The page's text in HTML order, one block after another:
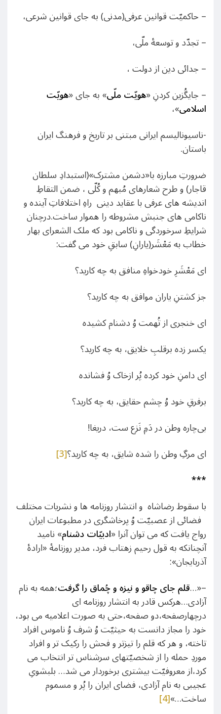
– حاکمیّت قوانین عرفی(مدنی) به جای قوانین شرعی،
– تجدّد و توسعۀ ملّی،
– جدائی دین از دولت ،
– جایگُزین کردنِ «هویّت ملّی» به جای «هویّت
اسلامی»،
-ناسیونالیسم ایرانی مبتنی بر تاریخ و فرهنگ ایران
باستان.
ضرورتِ مبارزه با«دشمن مشترک»(استبدادِ سلطان
قاجار) و طرح شعارهای مُبهم و کُلّی ، ضمن التقاطِ
اندیشه های عرفی با عقاید دینی راهِ اختلافاتِ آینده و
ناکامی های جنبش مشروطه را هموار ساخت.درچنان
شرایطِ سرخوردگی و ناکامی بود که ملک الشعرای بهار
خطاب به مَعْشَر(یارانِ) سابقِ خود می گفت:
ای مَعْشَرِ خودخواهِ منافق به چه کارید؟
جز کشتنِ یاران موافق به چه کارید؟
ای خنجری از تُهمت وُ دشنام کشیده
یکسر زده برقلبِ خلایق، به چه کارید؟
ای دامنِ خود کرده پُر ازخاک وُ فشانده
برفرقِ خود وُ چشم حقایق، به چه کارید؟
بی‌چاره وطن در دَمِ نَزع ست، دریغا!
‌ای مرگِ وطن را شده شایق، به چه کارید؟[3]
***
با سقوط رضاشاه و انتشار روزنامه ها و نشریات مختلف
فضائی از عصبیّت وُ پرخاشگری در مطبوعات ایران
رواج یافت که می توان آنرا «ادبیّات دشنام» نامید
آنچنانکه به قول رحیم زهتاب فرد، مدیر روزنامۀ «ارادۀ
آذربایجان»:
–«…قلم جای چاقو و نیزه و چُماق را گرفت؛همه به نام
آزادی…هرکس قادر به انتشار روزنامه ای
درچهارصفحه،دو صفحه،حتی به صورت اعلامیه می بود،
خود را مجاز دانست به حیثیّت وُ شرف وُ ناموس افراد
تاخته، و هر که قلم را تیزتر و فحش را رکیک تر و افراد
موردِ حمله را از شخصیّتهای سرشناس تر انتخاب می
کرد،از معروفیّت بیشتری برخوردار می شد… بلبشویِ
عجیبی به نام آزادی، فضای ایران را پُر و مسموم
ساخت…»[4]